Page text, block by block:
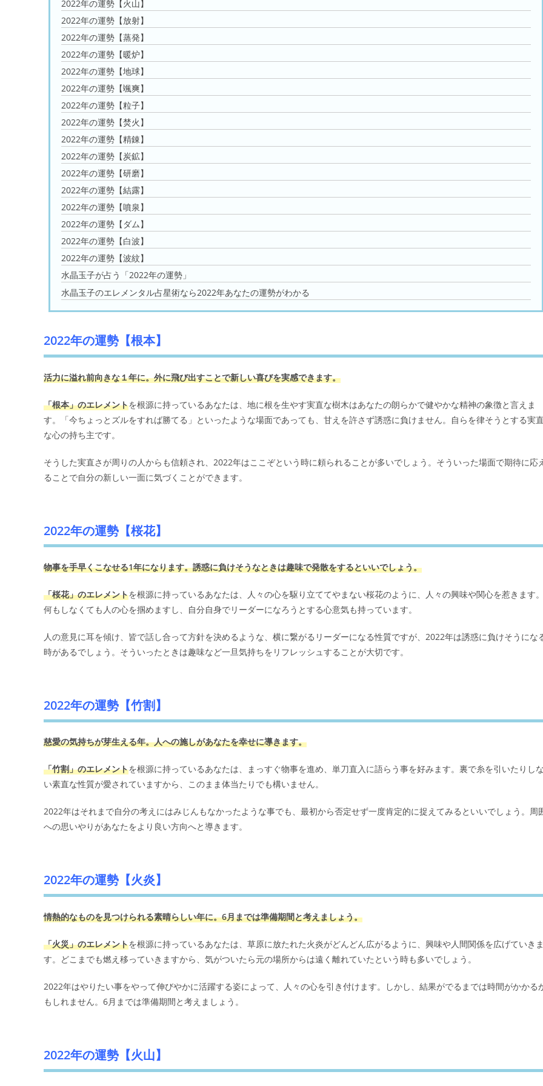
2022年の運勢【火山】
2022年の運勢【放射】
2022年の運勢【蒸発】
2022年の運勢【暖炉】
2022年の運勢【地球】
2022年の運勢【颯爽】
2022年の運勢【粒子】
2022年の運勢【焚火】
2022年の運勢【精錬】
2022年の運勢【炭鉱】
2022年の運勢【研磨】
2022年の運勢【結露】
2022年の運勢【噴泉】
2022年の運勢【ダム】
2022年の運勢【白波】
2022年の運勢【波紋】
水晶玉子が占う「2022年の運勢」
水晶玉子のエレメンタル占星術なら2022年あなたの運勢がわかる
2022年の運勢【根本】
活力に溢れ前向きな１年に。外に飛び出すことで新しい喜びを実感できます。
「根本」のエレメントを根源に持っているあなたは、地に根を生やす実直な樹木はあなたの朗らかで健やかな精神の象徴と言えま
す。「今ちょっとズルをすれば勝てる」といったような場面であっても、甘えを許さず誘惑に負けません。自らを律そうとする実
な心の持ち主です。
そうした実直さが周りの人からも信頼され、2022年はここぞという時に頼られることが多いでしょう。そういった場面で期待に応
ることで自分の新しい一面に気づくことができます。
2022年の運勢【桜花】
物事を手早くこなせる1年になります。誘惑に負けそうなときは趣味で発散をするといいでしょう。
「桜花」のエレメントを根源に持っているあなたは、人々の心を駆り立ててやまない桜花のように、人々の興味や関心を惹きます
何もしなくても人の心を掴めますし、自分自身でリーダーになろうとする心意気も持っています。
人の意見に耳を傾け、皆で話し合って方針を決めるような、横に繋がるリーダーになる性質ですが、2022年は誘惑に負けそうにな
時があるでしょう。そういったときは趣味など一旦気持ちをリフレッシュすることが大切です。
2022年の運勢【竹割】
慈愛の気持ちが芽生える年。人への施しがあなたを幸せに導きます。
「竹割」のエレメントを根源に持っているあなたは、まっすぐ物事を進め、単刀直入に語らう事を好みます。裏で糸を引いたりし
い素直な性質が愛されていますから、このまま体当たりでも構いません。
2022年はそれまで自分の考えにはみじんもなかったような事でも、最初から否定せず一度肯定的に捉えてみるといいでしょう。周
への思いやりがあなたをより良い方向へと導きます。
2022年の運勢【火炎】
情熱的なものを見つけられる素晴らしい年に。6月までは準備期間と考えましょう。
「火災」のエレメントを根源に持っているあなたは、草原に放たれた火炎がどんどん広がるように、興味や人間関係を広げていき
す。どこまでも燃え移っていきますから、気がついたら元の場所からは遠く離れていたという時も多いでしょう。
2022年はやりたい事をやって伸びやかに活躍する姿によって、人々の心を引き付けます。しかし、結果がでるまでは時間がかかる
もしれません。6月までは準備期間と考えましょう。
2022年の運勢【火山】